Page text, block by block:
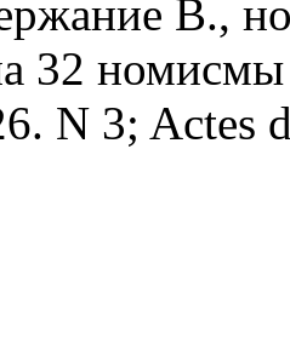
В.,
32
N 3; Actes